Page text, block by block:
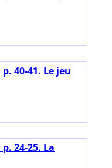
40-41. Le jeu
24-25. La